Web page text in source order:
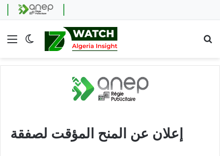
Menu Switch skin
إعلان عن المنح المؤقت لصفقة